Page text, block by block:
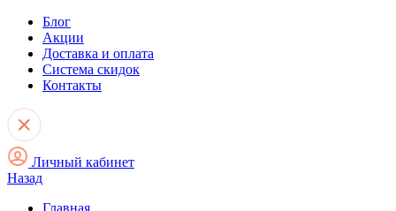
Блог
Акции
Доставка и оплата
Система скидок
Контакты
Личный кабинет
Назад
Главная